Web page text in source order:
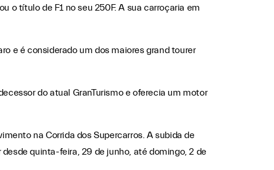
o título de F1 no seu 250F. A sua carroçaria em
e é considerado um dos maiores grand tourer
do atual GranTurismo e oferecia um motor
na Corrida dos Supercarros. A subida de
quinta-feira, 29 de junho, até domingo, 2 de